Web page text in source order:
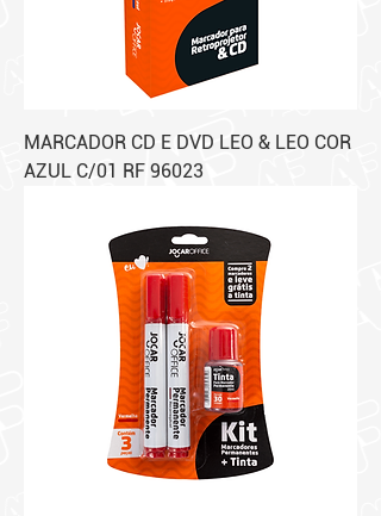
MARCADOR CD E DVD LEO & LEO COR
AZUL C/01 RF 96023